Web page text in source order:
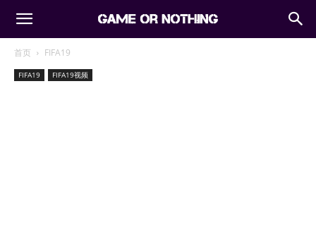
首页 FIFA19
FIFA19 FIFA19视频